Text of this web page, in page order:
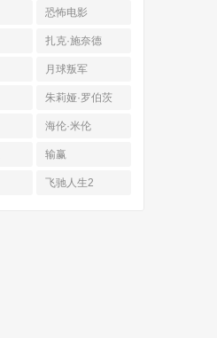
恐怖电影
扎克·施奈德
月球叛军
朱莉娅·罗伯茨
海伦·米伦
输赢
飞驰人生2